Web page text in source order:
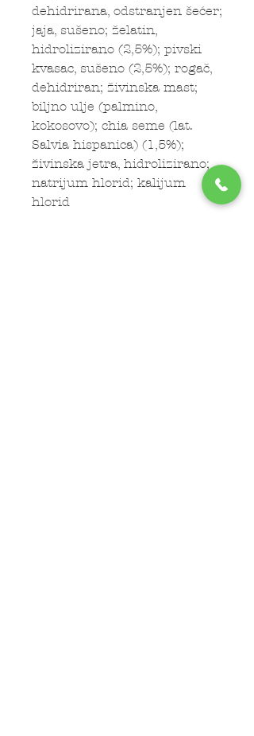
dehidrirana, odstranjen šećer;
jaja, sušeno; želatin,
hidrolizirano (2,5%); pivski
kvasac, sušeno (2,5%); rogač,
dehidriran; živinska mast;
biljno ulje (palmino,
kokosovo); chia seme (lat.
Salvia hispanica) (1,5%);
živinska jetra, hidrolizirano;
natrijum hlorid; kalijum
hlorid